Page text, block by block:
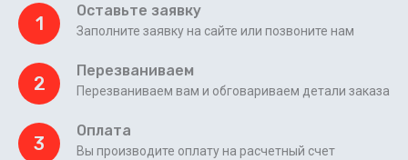
1
Оставьте заявку
Заполните заявку на сайте или позвоните нам
2
Перезваниваем
Перезваниваем вам и обговариваем детали заказа
3
Оплата
Вы производите оплату на расчетный счет